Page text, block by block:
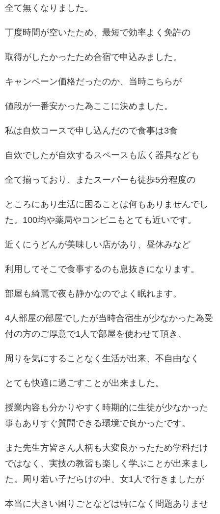
全て無くなりました。
丁度時間が空いたため、最短で効率よく免許の
取得がしたかったため合宿で申込みました。
キャンペーン価格だったのか、当時こちらが
値段が一番安かった為ここに決めました。
私は自炊コースで申し込んだので食事は3食
自炊でしたが自炊するスペースも広く器具なども
全て揃っており、またスーパーも徒歩5分程度の
ところにあり生活に困ることは何もありませんでし
た。100均や薬局やコンビニもとても近いです。
近くにうどんが美味しい店があり、昼休みなど
利用してそこで食事するのも息抜きになります。
部屋も綺麗で夜も静かなのでよく眠れます。
4人部屋の部屋でしたが当時合宿生が少なかった為受
付の方のご厚意で1人で部屋を使わせて頂き、
周りを気にすることなく生活が出来、不自由なく
とても快適に過ごすことが出来ました。
授業内容も分かりやすく時期的に生徒が少なかった
事もありすぐ質問できる環境で良かったです。
また先生方皆さん人柄も大変良かったため学科だけ
ではなく、実技の教習も楽しく学ぶことが出来まし
た。周り若い子だらけの中、女1人で行きましたが
本当に大きい困りごとなどは特になく問題ありませ